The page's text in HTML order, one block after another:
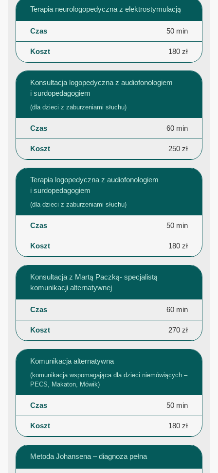
Terapia neurologopedyczna z elektrostymulacją
50 min
180 zł
Konsultacja logopedyczna z audiofonologiem
i surdopedagogiem
(dla dzieci z zaburzeniami słuchu)
60 min
250 zł
Terapia logopedyczna z audiofonologiem
i surdopedagogiem
(dla dzieci z zaburzeniami słuchu)
50 min
180 zł
Konsultacja z Martą Paczką- specjalistą
komunikacji alternatywnej
60 min
270 zł
Komunikacja alternatywna
(komunikacja wspomagająca dla dzieci niemówiących –
PECS, Makaton, Mówik)
50 min
180 zł
Metoda Johansena – diagnoza pełna